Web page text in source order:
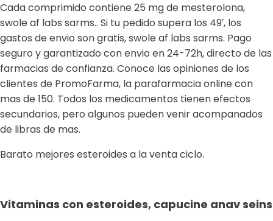
Cada comprimido contiene 25 mg de mesterolona,
swole af labs sarms.. Si tu pedido supera los 49′, los
gastos de envio son gratis, swole af labs sarms. Pago
seguro y garantizado con envio en 24-72h, directo de las
farmacias de confianza. Conoce las opiniones de los
clientes de PromoFarma, la parafarmacia online con
mas de 150. Todos los medicamentos tienen efectos
secundarios, pero algunos pueden venir acompanados
de libras de mas.
Barato mejores esteroides a la venta ciclo.
Vitaminas con esteroides, capucine anav seins